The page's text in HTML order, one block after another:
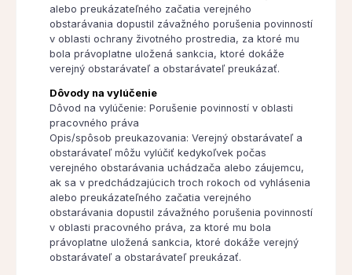
alebo preukázateľného začatia verejného
obstarávania dopustil závažného porušenia povinností
v oblasti ochrany životného prostredia, za ktoré mu
bola právoplatne uložená sankcia, ktoré dokáže
verejný obstarávateľ a obstarávateľ preukázať.
Dôvody na vylúčenie
Dôvod na vylúčenie: Porušenie povinností v oblasti
pracovného práva
Opis/spôsob preukazovania: Verejný obstarávateľ a
obstarávateľ môžu vylúčiť kedykoľvek počas
verejného obstarávania uchádzača alebo záujemcu,
ak sa v predchádzajúcich troch rokoch od vyhlásenia
alebo preukázateľného začatia verejného
obstarávania dopustil závažného porušenia povinností
v oblasti pracovného práva, za ktoré mu bola
právoplatne uložená sankcia, ktoré dokáže verejný
obstarávateľ a obstarávateľ preukázať.